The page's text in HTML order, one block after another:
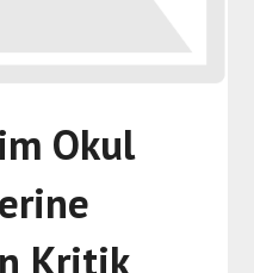
Okul
Kritik